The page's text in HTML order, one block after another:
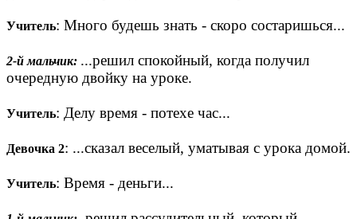
Учитель: Много будешь знать - скоро состаришься...
2-й мальчик: ...решил спокойный, когда получил
очередную двойку на уроке.
Учитель: Делу время - потехе час...
Девочка 2: ...сказал веселый, уматывая с урока домой.
Учитель: Время - деньги...